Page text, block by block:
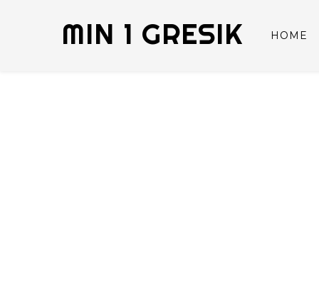
MIN 1 GRESIK HOME